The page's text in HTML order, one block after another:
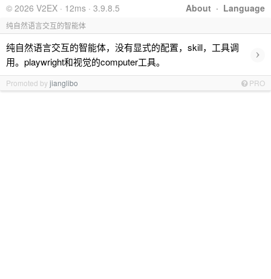
About · Language
© 2026 V2EX · 12ms · 3.9.8.5
纯自然语言交互的智能体
纯自然语言交互的智能体，没有显式的配置，skill，工具调
用。playwright和视觉的computer工具。
›
Promoted byjianglibo PRO